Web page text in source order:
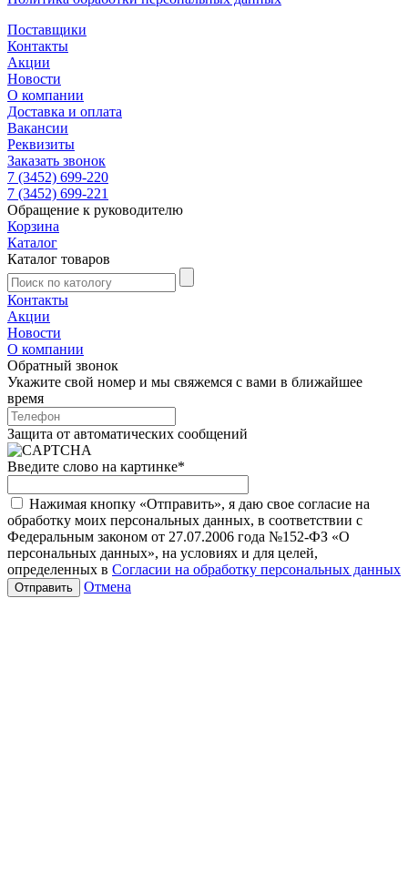
Поставщики
Контакты
Акции
Новости
О компании
Доставка и оплата
Вакансии
Реквизиты
Заказать звонок
7 (3452) 699-220
7 (3452) 699-221
Обращение к руководителю
Корзина
Каталог
Каталог товаров
Контакты
Акции
Новости
О компании
Обратный звонок
Укажите свой номер и мы свяжемся с вами в ближайшее
время
Защита от автоматических сообщений
Введите слово на картинке*
Нажимая кнопку «Отправить», я даю свое согласие на
обработку моих персональных данных, в соответствии с
Федеральным законом от 27.07.2006 года №152-ФЗ «О
персональных данных», на условиях и для целей,
определенных в Согласии на обработку персональных данных
Отмена